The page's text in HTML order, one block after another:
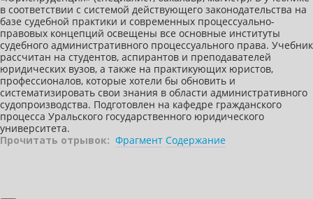
в соответствии с системой действующего законодательства на
базе судебной практики и современных процессуально-
правовых концепций освещены все основные институты
судебного административного процессуального права. Учебник
рассчитан на студентов, аспирантов и преподавателей
юридических вузов, а также на практикующих юристов,
профессионалов, которые хотели бы обновить и
систематизировать свои знания в области административного
судопроизводства. Подготовлен на кафедре гражданского
процесса Уральского государственного юридического
университета.
Прочитать отрывок: Фрагмент Содержание